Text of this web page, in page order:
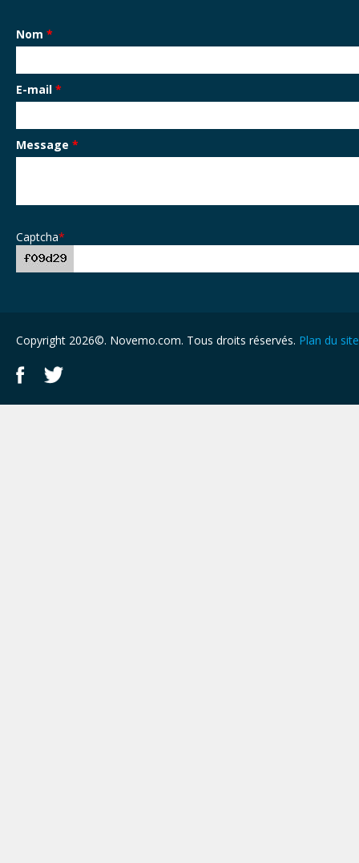
Nom *
E-mail *
Message *
Captcha*
Copyright 2026©. Novemo.com. Tous droits réservés. Plan du site